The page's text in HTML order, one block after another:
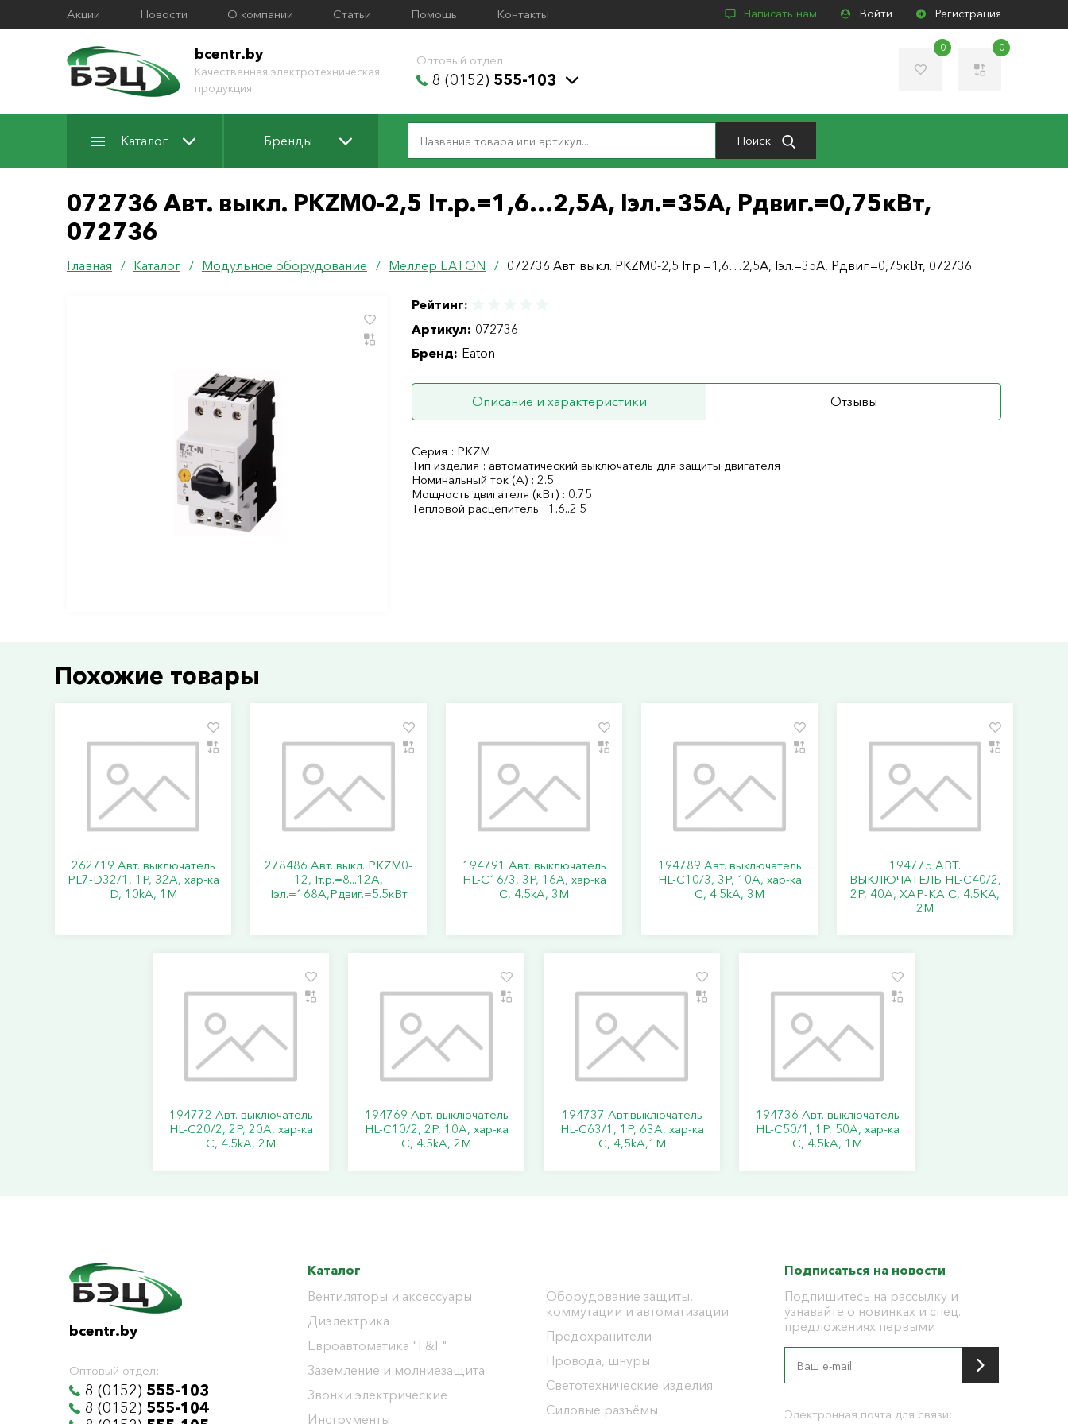
Акции Новости О компании Статьи Помощь Контакты Написать нам Войти Регистрация
bcentr.by
Качественная электротехническая
продукция
Оптовый отдел:
8 (0152) 555-103
0 0
Каталог Бренды Поиск
072736 Авт. выкл. PKZM0-2,5 Iт.р.=1,6…2,5А, Iэл.=35А, Pдвиг.=0,75кВт,
072736
Главная / Каталог / Модульное оборудование / Меллер ЕАТОN / 072736 Авт. выкл. PKZM0-2,5 Iт.р.=1,6…2,5А, Iэл.=35А, Pдвиг.=0,75кВт, 072736
Рейтинг:
Артикул: 072736
Бренд: Eaton
Описание и характеристики Отзывы
Серия : PKZM
Тип изделия : автоматический выключатель для защиты двигателя
Номинальный ток (А) : 2.5
Мощность двигателя (кВт) : 0.75
Тепловой расцепитель : 1.6..2.5
Похожие товары
262719 Авт. выключатель
PL7-D32/1, 1P, 32A, хар-ка
D, 10kA, 1M
278486 Авт. выкл. PKZM0-
12, Iт.р.=8...12А,
Iэл.=168А,Pдвиг.=5.5кВт
194791 Авт. выключатель
HL-C16/3, 3P, 16A, хар-ка
C, 4.5kA, 3M
194789 Авт. выключатель
HL-C10/3, 3P, 10A, хар-ка
C, 4.5kA, 3M
194775 АВТ.
ВЫКЛЮЧАТЕЛЬ HL-C40/2,
2P, 40A, ХАР-КА C, 4.5KA,
2M
194772 Авт. выключатель
HL-C20/2, 2P, 20A, хар-ка
C, 4.5kA, 2M
194769 Авт. выключатель
HL-C10/2, 2P, 10A, хар-ка
C, 4.5kA, 2M
194737 Авт.выключатель
HL-C63/1, 1Р, 63А, хар-ка
С, 4,5kA,1M
194736 Авт. выключатель
HL-C50/1, 1P, 50A, хар-ка
C, 4.5kA, 1M
bcentr.by
Оптовый отдел:
8 (0152) 555-103
8 (0152) 555-104
Каталог
Вентиляторы и аксессуары
Диэлектрика
Евроавтоматика "F&F"
Заземление и молниезащита
Звонки электрические
Инструменты
Оборудование защиты,
коммутации и автоматизации
Предохранители
Провода, шнуры
Светотехнические изделия
Силовые разъёмы
Подписаться на новости
Подпишитесь на рассылку и
узнавайте о новинках и спец.
предложениях первыми
Электронная почта для связи: